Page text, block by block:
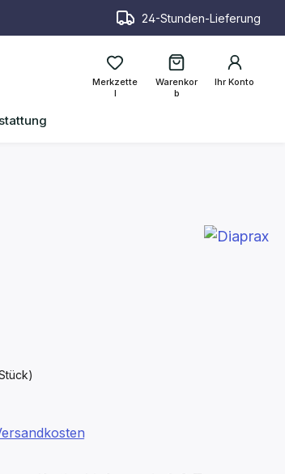
24-Stunden-Lieferung
Merkzette
l
Ihr Konto
Warenkor
b